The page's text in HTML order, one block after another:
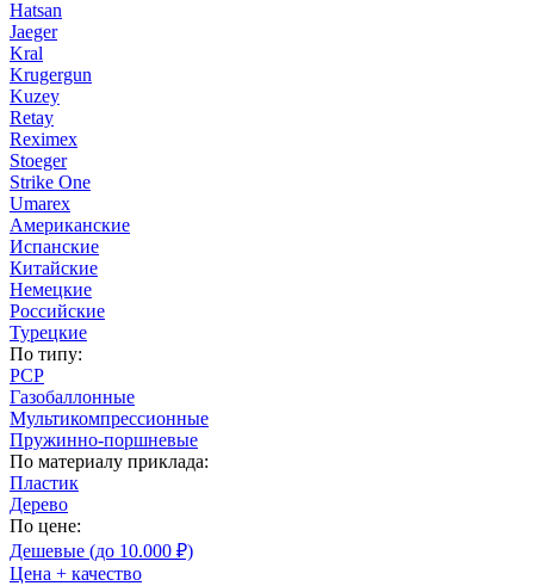
Hatsan
Jaeger
Kral
Krugergun
Kuzey
Retay
Reximex
Stoeger
Strike One
Umarex
Американские
Испанские
Китайские
Немецкие
Российские
Турецкие
По типу:
PCP
Газобаллонные
Мультикомпрессионные
Пружинно-поршневые
По материалу приклада:
Пластик
Дерево
По цене:
Дешевые (до 10.000 ₽)
Цена + качество